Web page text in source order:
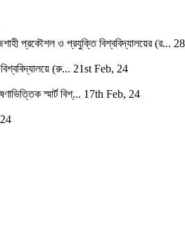
প্রকৌশল ও প্রযুক্তি বিশ্ববিদ্যালয়ের (র...
(রু... 21st Feb, 24
স্মার্ট বিশ্... 17th Feb, 24